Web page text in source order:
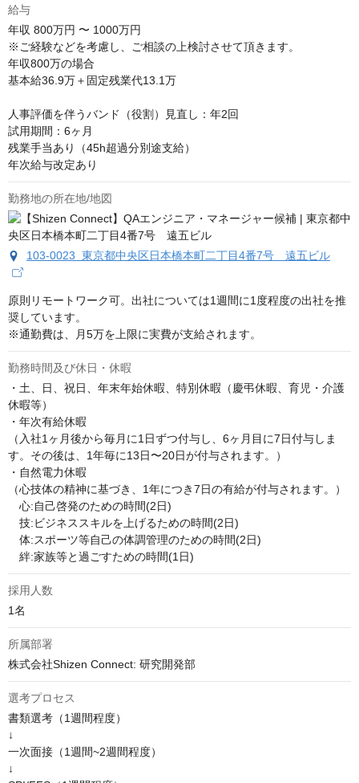
給与
年収 800万円 〜 1000万円
※ご経験などを考慮し、ご相談の上検討させて頂きます。
年収800万の場合
基本給36.9万＋固定残業代13.1万
人事評価を伴うバンド（役割）見直し：年2回
試用期間：6ヶ月
残業手当あり（45h超過分別途支給）
年次給与改定あり
勤務地の所在地/地図
103-0023 東京都中央区日本橋本町二丁目4番7号 遠五ビル
原則リモートワーク可。出社については1週間に1度程度の出社を推
奨しています。
※通勤費は、月5万を上限に実費が支給されます。
勤務時間及び休日・休暇
・土、日、祝日、年末年始休暇、特別休暇（慶弔休暇、育児・介護
休暇等）
・年次有給休暇
（入社1ヶ月後から毎月に1日ずつ付与し、6ヶ月目に7日付与しま
す。その後は、1年毎に13日〜20日が付与されます。）
・自然電力休暇
（心技体の精神に基づき、1年につき7日の有給が付与されます。）
心:自己啓発のための時間(2日)
技:ビジネススキルを上げるための時間(2日)
体:スポーツ等自己の体調管理のための時間(2日)
絆:家族等と過ごすための時間(1日)
採用人数
1名
所属部署
株式会社Shizen Connect: 研究開発部
選考プロセス
書類選考（1週間程度）
↓
一次面接（1週間~2週間程度）
↓